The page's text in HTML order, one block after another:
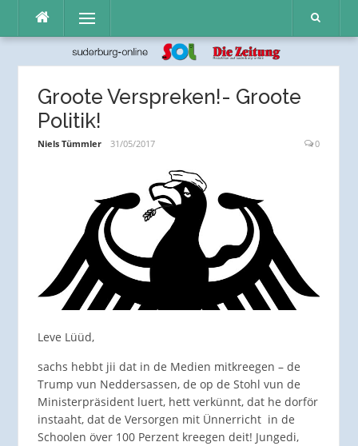
Inhalt
Menü
Groote Verspreken!- Groote
Politik!
Niels Tümmler 31/05/2017 0
Leve Lüüd,
sachs hebbt jii dat in de Medien mitkreegen – de
Trump vun Neddersassen, de op de Stohl vun de
Ministerpräsident luert, hett verkünnt, dat he dorför
instaaht, dat de Versorgen mit Ünnerricht in de
Schoolen över 100 Perzent kreegen deit! Jungedi,